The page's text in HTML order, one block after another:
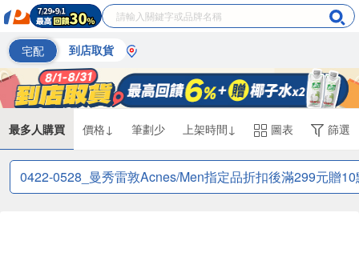
宅配 到店取貨
最多人購買 價格↓ 筆劃少 上架時間↓ 圖表 篩選
0422-0528_曼秀雷敦Acnes/Men指定品折扣後滿299元贈